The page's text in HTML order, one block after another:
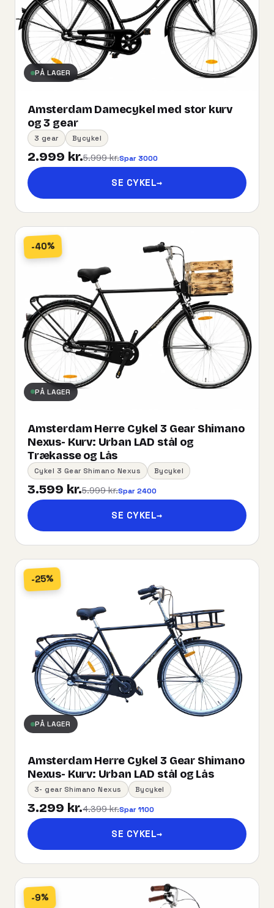
PÅ LAGER
Amsterdam Damecykel med stor kurv
og 3 gear
3 gear Bycykel
2.999 kr.5.999 kr.Spar 3000
SE CYKEL→
-40%
PÅ LAGER
Amsterdam Herre Cykel 3 Gear Shimano
Nexus- Kurv:​ ​Urban​ ​LAD​ ​stål og
Trækasse og Lås
Cykel 3 Gear Shimano Nexus Bycykel
3.599 kr.5.999 kr.Spar 2400
SE CYKEL→
-25%
PÅ LAGER
Amsterdam Herre Cykel 3 Gear Shimano
Nexus- Kurv:​ ​Urban​ ​LAD​ ​stål og Lås
3- gear Shimano Nexus Bycykel
3.299 kr.4.399 kr.Spar 1100
SE CYKEL→
-9%